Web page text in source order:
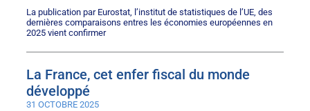
La publication par Eurostat, l’institut de statistiques de l’UE, des
dernières comparaisons entres les économies européennes en
2025 vient confirmer
La France, cet enfer fiscal du monde
développé
31 OCTOBRE 2025